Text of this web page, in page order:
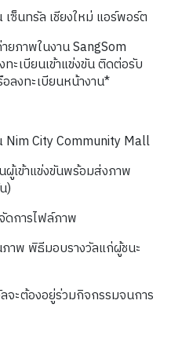
นทรัล เชียงใหม่ แอร์พอร์ต
ยภาพในงาน SangSom
ะเบียนเข้าแข่งขัน ติดต่อรับ
ลงทะเบียนหน้างาน*
City Community Mall
ผู้เข้าแข่งขันพร้อมส่งภาพ
)
ดการไฟล์ภาพ
าพ พิธีมอบรางวัลแก่ผู้ชนะ
จะต้องอยู่ร่วมกิจกรรมจนการ